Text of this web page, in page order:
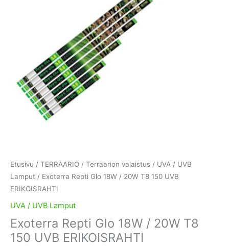
Etusivu / TERRAARIO / Terraarion valaistus / UVA / UVB
Lamput / Exoterra Repti Glo 18W / 20W T8 150 UVB
ERIKOISRAHTI
UVA / UVB Lamput
Exoterra Repti Glo 18W / 20W T8
150 UVB ERIKOISRAHTI